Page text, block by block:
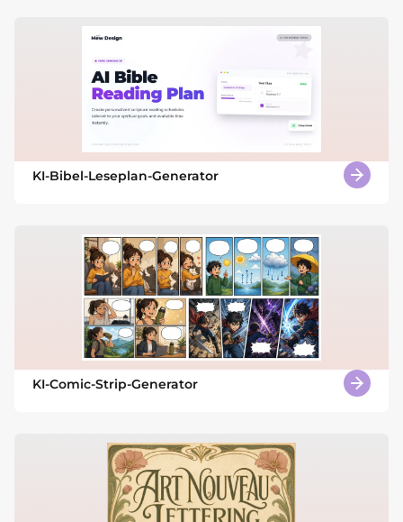
KI-Bibel-Leseplan-Generator
KI-Comic-Strip-Generator